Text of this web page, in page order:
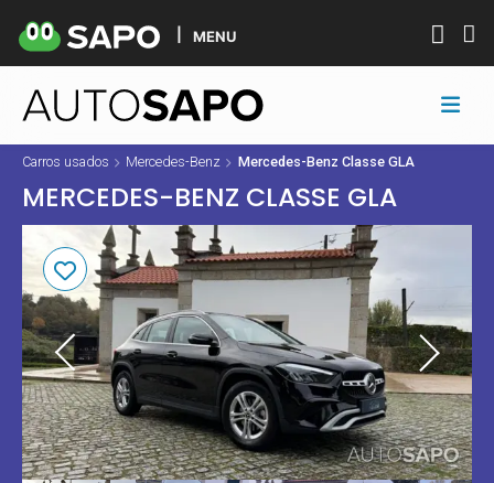
MENU
Carros usados Mercedes-Benz Mercedes-Benz Classe GLA
MERCEDES-BENZ CLASSE GLA